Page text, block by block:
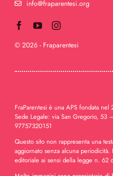
info@fraparentesi.org
© 2026 - Fraparentesi
FraParentesi è una APS fondata nel
Sede Legale: via San Gregorio,
97757320151
Questo sito non rappresenta una
aggiornato senza alcuna
editoriale ai sensi della legge n. 62